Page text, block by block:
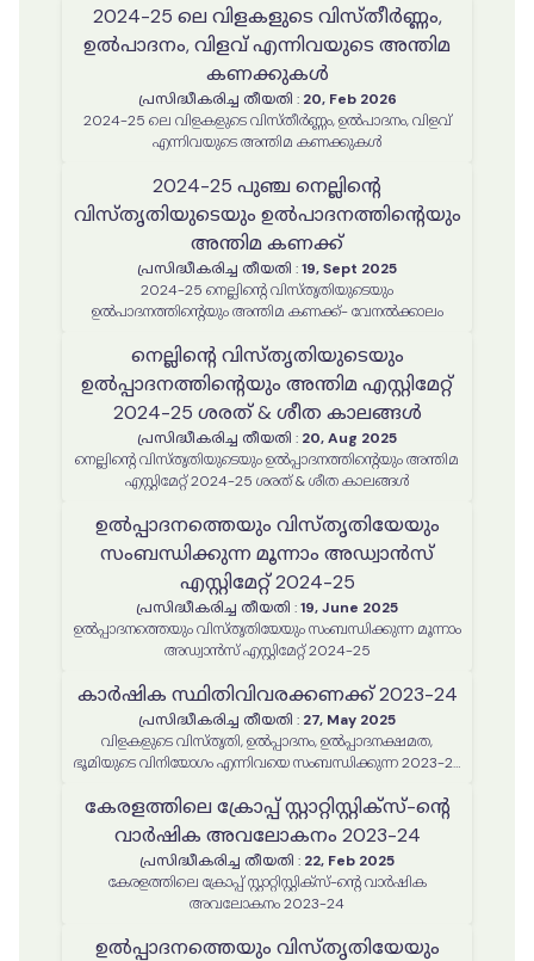
2024-25 ലെ വിളകളുടെ വിസ്തീർണ്ണം,
ഉൽപാദനം, വിളവ് എന്നിവയുടെ അന്തിമ
കണക്കുകൾ
പ്രസിദ്ധീകരിച്ച തീയതി : 20, Feb 2026
2024-25 ലെ വിളകളുടെ വിസ്തീർണ്ണം, ഉൽപാദനം, വിളവ്
എന്നിവയുടെ അന്തിമ കണക്കുകൾ
2024-25 പുഞ്ച നെല്ലിന്റെ
വിസ്തൃതിയുടെയും ഉൽപാദനത്തിന്റെയും
അന്തിമ കണക്ക്
പ്രസിദ്ധീകരിച്ച തീയതി :19, Sept 2025
2024-25 നെല്ലിന്റെ വിസ്തൃതിയുടെയും
ഉൽപാദനത്തിന്റെയും അന്തിമ കണക്ക്- വേനൽക്കാലം
നെല്ലിൻ്റെ വിസ്തൃതിയുടെയും
ഉൽപ്പാദനത്തിൻ്റെയും അന്തിമ എസ്റ്റിമേറ്റ്
2024-25 ശരത് & ശീത കാലങ്ങൾ
പ്രസിദ്ധീകരിച്ച തീയതി : 20, Aug 2025
നെല്ലിൻ്റെ വിസ്തൃതിയുടെയും ഉൽപ്പാദനത്തിൻ്റെയും അന്തിമ
എസ്റ്റിമേറ്റ് 2024-25 ശരത് & ശീത കാലങ്ങൾ
ഉൽപ്പാദനത്തെയും വിസ്തൃതിയേയും
സംബന്ധിക്കുന്ന മൂന്നാം അഡ്വാൻസ്
എസ്റ്റിമേറ്റ് 2024-25
പ്രസിദ്ധീകരിച്ച തീയതി :19, June 2025
ഉൽപ്പാദനത്തെയും വിസ്തൃതിയേയും സംബന്ധിക്കുന്ന മൂന്നാം
അഡ്വാൻസ് എസ്റ്റിമേറ്റ് 2024-25
കാർഷിക സ്ഥിതിവിവരക്കണക്ക് 2023-24
പ്രസിദ്ധീകരിച്ച തീയതി : 27, May 2025
വിളകളുടെ വിസ്തൃതി, ഉൽപ്പാദനം, ഉൽപ്പാദനക്ഷമത,
ഭൂമിയുടെ വിനിയോഗം എന്നിവയെ സംബന്ധിക്കുന്ന 2023-24
കേരളത്തിലെ ക്രോപ്പ് സ്റ്റാറ്റിസ്റ്റിക്‌സ്-ന്റെ
വാർഷിക അവലോകനം 2023-24
പ്രസിദ്ധീകരിച്ച തീയതി : 22, Feb 2025
കേരളത്തിലെ ക്രോപ്പ് സ്റ്റാറ്റിസ്റ്റിക്‌സ്-ന്റെ വാർഷിക
അവലോകനം 2023-24
ഉൽപ്പാദനത്തെയും വിസ്തൃതിയേയും